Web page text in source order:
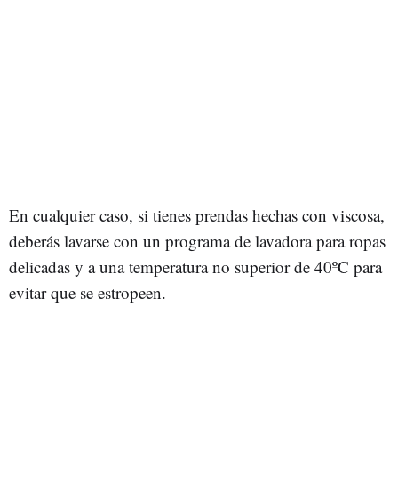
En cualquier caso, si tienes prendas hechas con viscosa,
deberás lavarse con un programa de lavadora para ropas
delicadas y a una temperatura no superior de 40ºC para
evitar que se estropeen.